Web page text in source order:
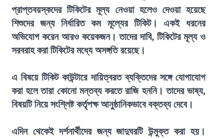
প্রাপ্তবয়স্কদের টিকিটের মূল্য নেওয়া হলেও দেওয়া হয়েছে
শিশুদের জন্য নির্ধারিত কম মূল্যের টিকিট। একই ধরনের
অভিযোগ করেন আরও কয়েকজন। তাদের দাবি, টিকিটের মূল্য ও
সরবরাহ করা টিকিটের মধ্যে অসঙ্গতি রয়েছে।
এ বিষয়ে টিকিট কাউন্টারে দায়িত্বরত ব্যক্তিদের সঙ্গে যোগাযোগ
করা হলে তারা কোনো মন্তব্য করতে রাজি হননি। তাদের ভাষ্য,
বিষয়টি নিয়ে সংশ্লিষ্ট কর্তৃপক্ষ আনুষ্ঠানিকভাবে বক্তব্য দেবে।
এদিন থেকেই দর্শনার্থীদের জন্য জাদুঘরটি উন্মুক্ত করা হয়।